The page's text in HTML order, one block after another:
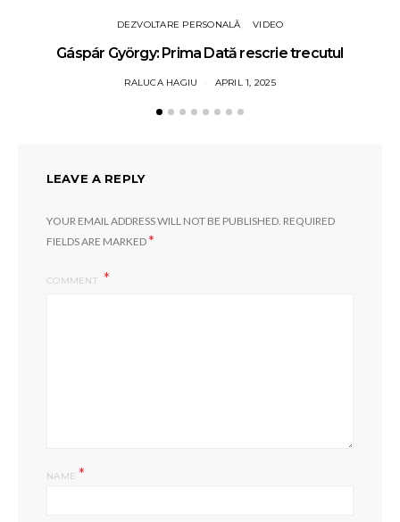
DEZVOLTARE PERSONALĂ VIDEO
Gáspár György: Prima Dată rescrie trecutul
RALUCA HAGIU APRIL 1, 2025
LEAVE A REPLY
YOUR EMAIL ADDRESS WILL NOT BE PUBLISHED. REQUIRED
FIELDS ARE MARKED*
COMMENT
NAME *